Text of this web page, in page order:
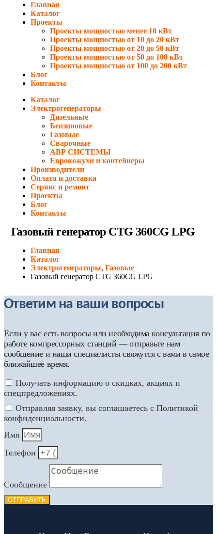
Главная
Каталог
Проекты
Проекты мощностью менее 10 кВт
Проекты мощностью от 10 до 20 кВт
Проекты мощностью от 20 до 50 кВт
Проекты мощностью от 50 до 100 кВт
Проекты мощностью от 100 до 200 кВт
Блог
Контакты
Каталог
Электрогенераторы
Дизельные
Бензиновые
Газовые
Сварочные
АВР СИСТЕМЫ
Еврокожухи и контейнеры
Производители
Оплата и доставка
Сервис и ремонт
Проекты
Блог
Контакты
Газовый генератор CTG 360CG LPG
Главная
Каталог
Электрогенераторы, Газовые
Газовый генератор CTG 360CG LPG
Ответим на ваши вопросы
Если у вас есть вопросы или необходима консультация по
работе компрессорных станций — отправьте нам
сообщение и наши специалисты свяжутся с вами в самое
ближайшее время.
Получать информацию о скидках, акциях и
спецпредложениях.
Отправляя заявку, вы соглашаетесь с Политикой
конфиденциальности.
Имя
Телефон
Сообщение
ОТПРАВИТЬ